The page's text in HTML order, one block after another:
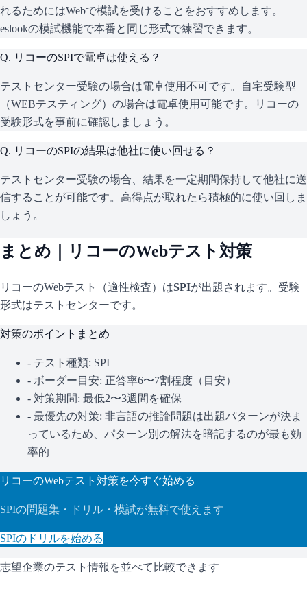
れるためにはWebで模試を受けることをおすすめします。
eslookの模試機能で本番と同じ形式で練習できます。
Q. リコーのSPIで電卓は使える？
テストセンター受験の場合は電卓使用不可です。自宅受験型
（WEBテスティング）の場合は電卓使用可能です。リコーの
受験形式を事前に確認しましょう。
Q. リコーのSPIの結果は他社に使い回せる？
テストセンター受験の場合、結果を一定期間保持して他社に送
信することが可能です。高得点が取れたら積極的に使い回しま
しょう。
まとめ｜ リコーのWebテスト対策
リコーのWebテスト（適性検査）はSPIが出題されます。 受験
形式はテストセンターです。
対策のポイントまとめ
- テスト種類: SPI
- ボーダー目安: 正答率6〜7割程度（目安）
- 対策期間: 最低2〜3週間を確保
- 最優先の対策: 非言語の推論問題は出題パターンが決ま
っているため、パターン別の解法を暗記するのが最も効
率的
リコーのWebテスト対策を今すぐ始める
SPIの問題集・ドリル・模試が無料で使えます
SPIのドリルを始める
志望企業のテスト情報を並べて比較できます